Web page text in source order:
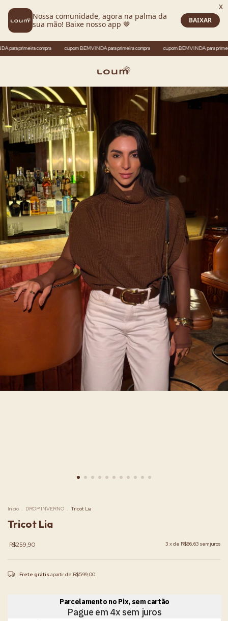
primeira compra cupom BEMVINDA para primeira compra cupom BEMVINDA para primeira
Início . DROP INVERNO . Tricot Lia
Tricot Lia
R$259,90 3 x de R$86,63 sem juros
Frete grátisa partir de R$599,00